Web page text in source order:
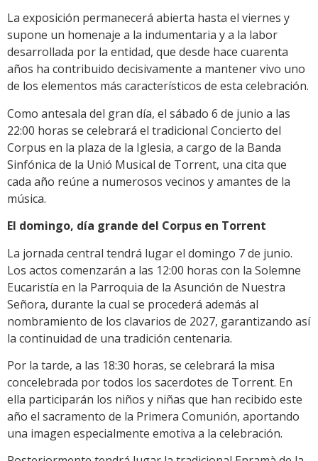
La exposición permanecerá abierta hasta el viernes y
supone un homenaje a la indumentaria y a la labor
desarrollada por la entidad, que desde hace cuarenta
años ha contribuido decisivamente a mantener vivo uno
de los elementos más característicos de esta celebración.
Como antesala del gran día, el sábado 6 de junio a las
22:00 horas se celebrará el tradicional Concierto del
Corpus en la plaza de la Iglesia, a cargo de la Banda
Sinfónica de la Unió Musical de Torrent, una cita que
cada año reúne a numerosos vecinos y amantes de la
música.
El domingo, día grande del Corpus en Torrent
La jornada central tendrá lugar el domingo 7 de junio.
Los actos comenzarán a las 12:00 horas con la Solemne
Eucaristía en la Parroquia de la Asunción de Nuestra
Señora, durante la cual se procederá además al
nombramiento de los clavarios de 2027, garantizando así
la continuidad de una tradición centenaria.
Por la tarde, a las 18:30 horas, se celebrará la misa
concelebrada por todos los sacerdotes de Torrent. En
ella participarán los niños y niñas que han recibido este
año el sacramento de la Primera Comunión, aportando
una imagen especialmente emotiva a la celebración.